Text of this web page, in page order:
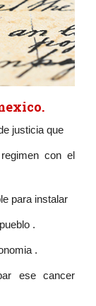
justicia que
con el
para instalar
.
.
ese cancer